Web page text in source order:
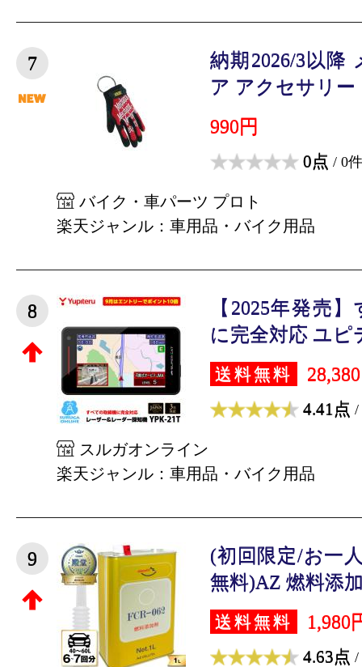
7
納期2026/3以降
ア アクセサリー
990円
0点 / 0件
バイク・車パーツ プロト
楽天ジャンル：車用品・バイク用品
8
【2025年発売
に完全対応 ユピ
送料無料
4.41点 /
スルガオンライン
楽天ジャンル：車用品・バイク用品
9
(初回限定/お一
無料)AZ 燃料添
送料無料 1,980
4.63点 /